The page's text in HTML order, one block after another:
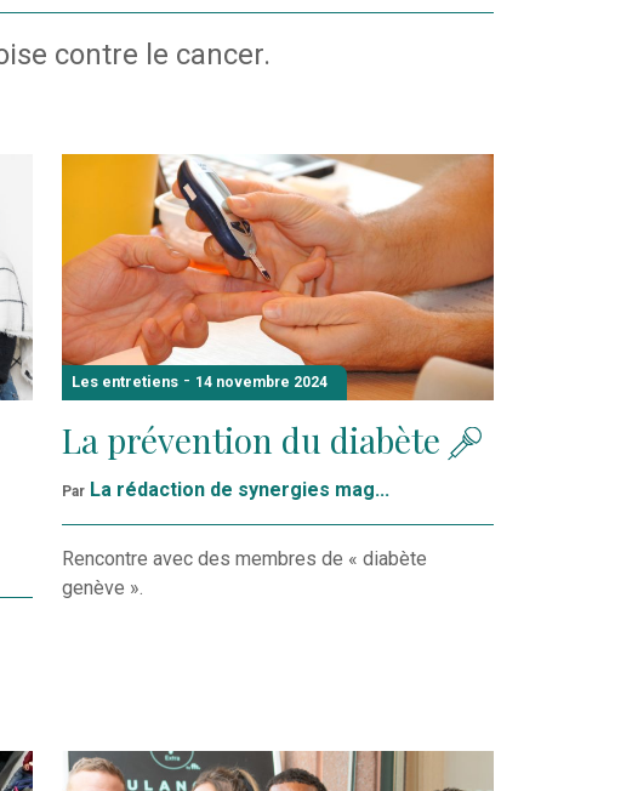
contre le cancer.
Les entretiens - 14 novembre 2024
La prévention du diabète
Par La rédaction de synergies mag...
Rencontre avec des membres de « diabète
genève ».